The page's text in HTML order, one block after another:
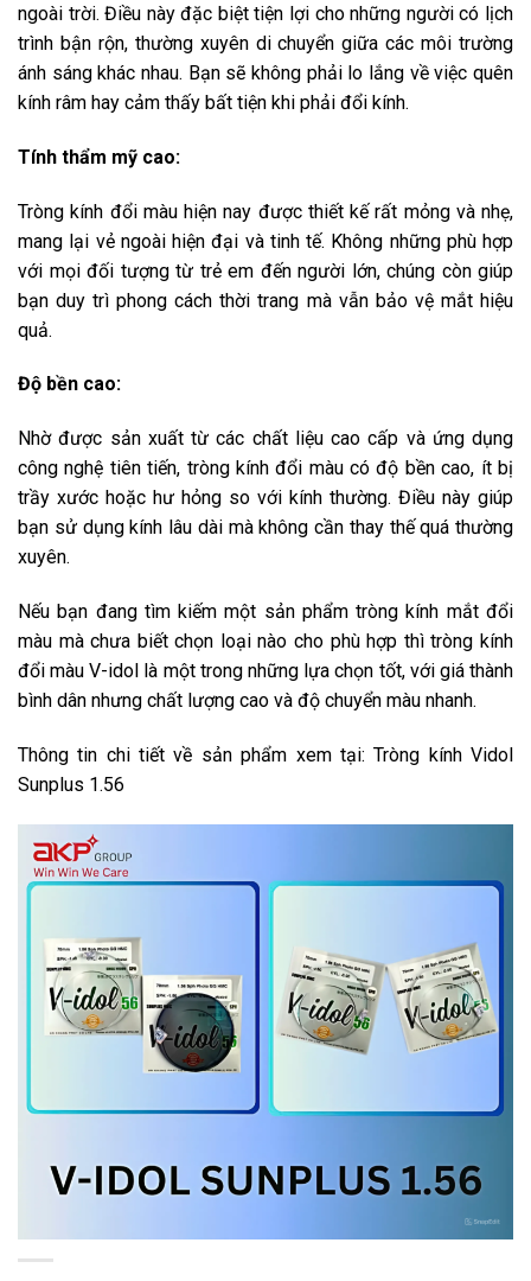
ngoài trời. Điều này đặc biệt tiện lợi cho những người có lịch
trình bận rộn, thường xuyên di chuyển giữa các môi trường
ánh sáng khác nhau. Bạn sẽ không phải lo lắng về việc quên
kính râm hay cảm thấy bất tiện khi phải đổi kính.
Tính thẩm mỹ cao:
Tròng kính đổi màu hiện nay được thiết kế rất mỏng và nhẹ,
mang lại vẻ ngoài hiện đại và tinh tế. Không những phù hợp
với mọi đối tượng từ trẻ em đến người lớn, chúng còn giúp
bạn duy trì phong cách thời trang mà vẫn bảo vệ mắt hiệu
quả.
Độ bền cao:
Nhờ được sản xuất từ các chất liệu cao cấp và ứng dụng
công nghệ tiên tiến, tròng kính đổi màu có độ bền cao, ít bị
trầy xước hoặc hư hỏng so với kính thường. Điều này giúp
bạn sử dụng kính lâu dài mà không cần thay thế quá thường
xuyên.
Nếu bạn đang tìm kiếm một sản phẩm tròng kính mắt đổi
màu mà chưa biết chọn loại nào cho phù hợp thì tròng kính
đổi màu V-idol là một trong những lựa chọn tốt, với giá thành
bình dân nhưng chất lượng cao và độ chuyển màu nhanh.
Thông tin chi tiết về sản phẩm xem tại: Tròng kính Vidol
Sunplus 1.56